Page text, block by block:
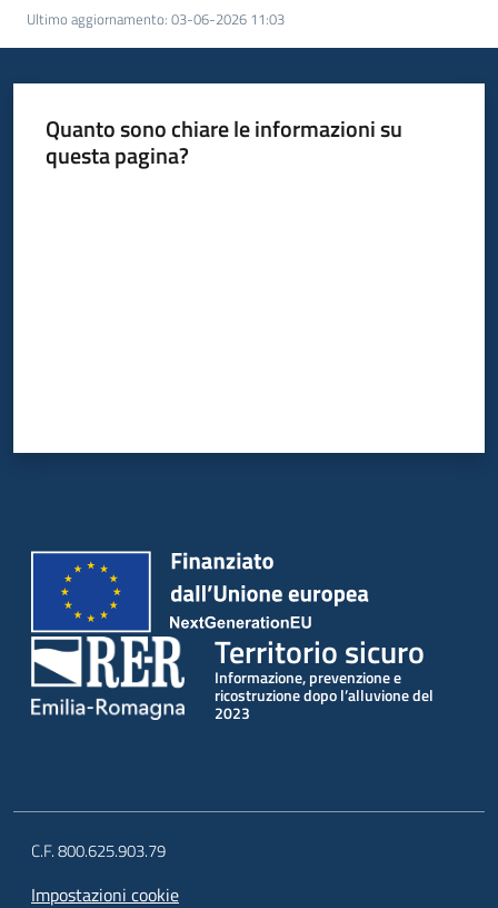
Ultimo aggiornamento: 03-06-2026 11:03
Quanto sono chiare le informazioni su
questa pagina?
Territorio sicuro
Informazione, prevenzione e
ricostruzione dopo l’alluvione del
2023
C.F. 800.625.903.79
Impostazioni cookie